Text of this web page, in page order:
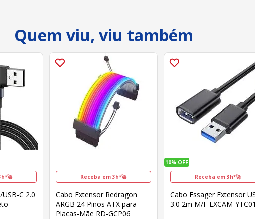
Quem viu, viu também
C 2.0
Receba em 3h*🚀
Cabo Extensor Redragon
ARGB 24 Pinos ATX para
Placas-Mãe RD-GCP06
10% OFF
Receba em 3h*🚀
Cabo Essager Extensor
3.0 2m M/F EXCAM-YTC01